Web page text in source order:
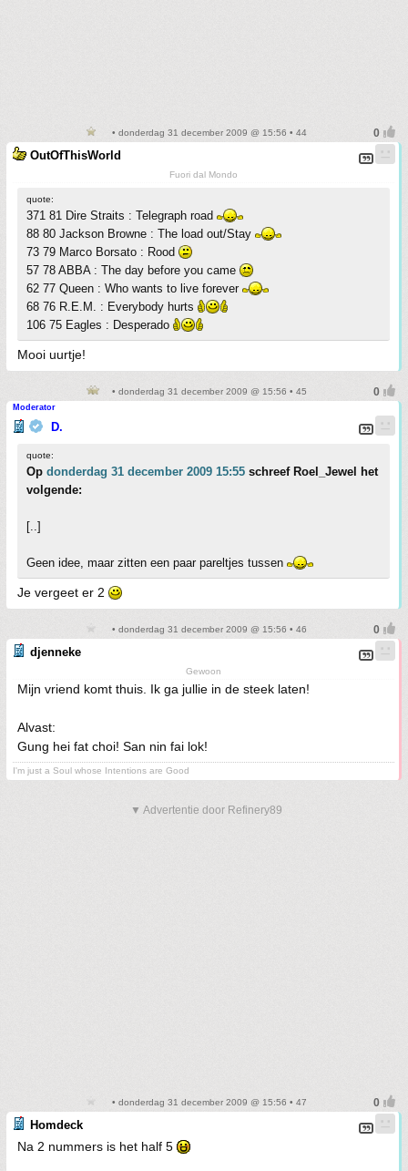
• donderdag 31 december 2009 @ 15:56 • 44
OutOfThisWorld
Fuori dal Mondo
quote:
371 81 Dire Straits : Telegraph road
88 80 Jackson Browne : The load out/Stay
73 79 Marco Borsato : Rood
57 78 ABBA : The day before you came
62 77 Queen : Who wants to live forever
68 76 R.E.M. : Everybody hurts
106 75 Eagles : Desperado
Mooi uurtje!
• donderdag 31 december 2009 @ 15:56 • 45
Moderator
D.
quote:
Op donderdag 31 december 2009 15:55 schreef Roel_Jewel het
volgende:
[..]
Geen idee, maar zitten een paar pareltjes tussen
Je vergeet er 2
• donderdag 31 december 2009 @ 15:56 • 46
djenneke
Gewoon
Mijn vriend komt thuis. Ik ga jullie in de steek laten!
Alvast:
Gung hei fat choi! San nin fai lok!
I'm just a Soul whose Intentions are Good
▼ Advertentie door Refinery89
• donderdag 31 december 2009 @ 15:56 • 47
Homdeck
Na 2 nummers is het half 5